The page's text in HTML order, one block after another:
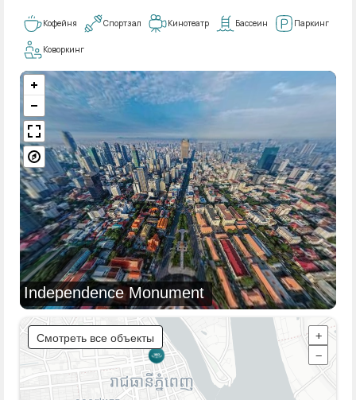
Кофейня Спортзал Кинотеатр Бассеин Паркинг
Коворкинг
Independence Monument
Смотреть все объекты
+
−